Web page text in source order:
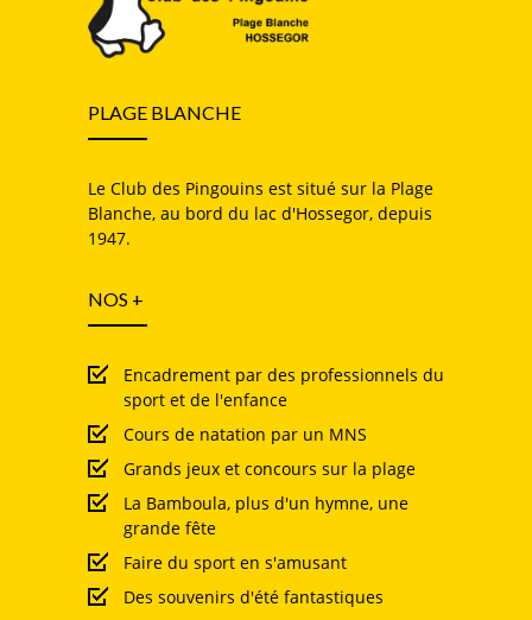
PLAGE BLANCHE
Le Club des Pingouins est situé sur la Plage
Blanche, au bord du lac d'Hossegor, depuis
1947.
NOS +
Encadrement par des professionnels du
sport et de l'enfance
Cours de natation par un MNS
Grands jeux et concours sur la plage
La Bamboula, plus d'un hymne, une
grande fête
Faire du sport en s'amusant
Des souvenirs d'été fantastiques